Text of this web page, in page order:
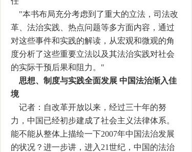
"本书布局充分考虑到了重大的立法，司法改
革、法治实践、热点问题等多方面内容，通过
对这些事件和实践的解读，从宏观和微观的角
度分析了这些重要立法以及其法治实践对社会
的实际干预后果和阻力。"
思想、制度与实践全面发展 中国法治渐入佳
境
记者：自改革开放以来，经过三十年的努
力，中国已经初步建成了社会主义法律体系。
能不能从整体上描绘一下2007年中国法治发展
的状况？进一步讲，进入21世纪，中国的法治